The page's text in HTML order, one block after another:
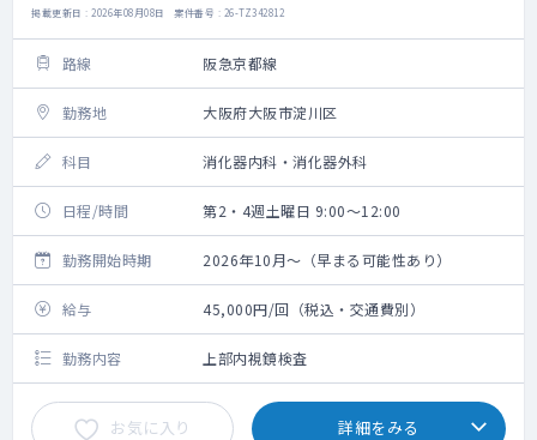
掲載更新日 : 2026年08月08日 案件番号 : 26-TZ342812
路線 阪急京都線
勤務地 大阪府大阪市淀川区
科目 消化器内科・消化器外科
日程/時間 第2・4週土曜日 9:00～12:00
勤務開始時期 2026年10月～（早まる可能性あり）
給与 45,000円/回（税込・交通費別）
勤務内容 上部内視鏡検査
お気に入り 詳細をみる